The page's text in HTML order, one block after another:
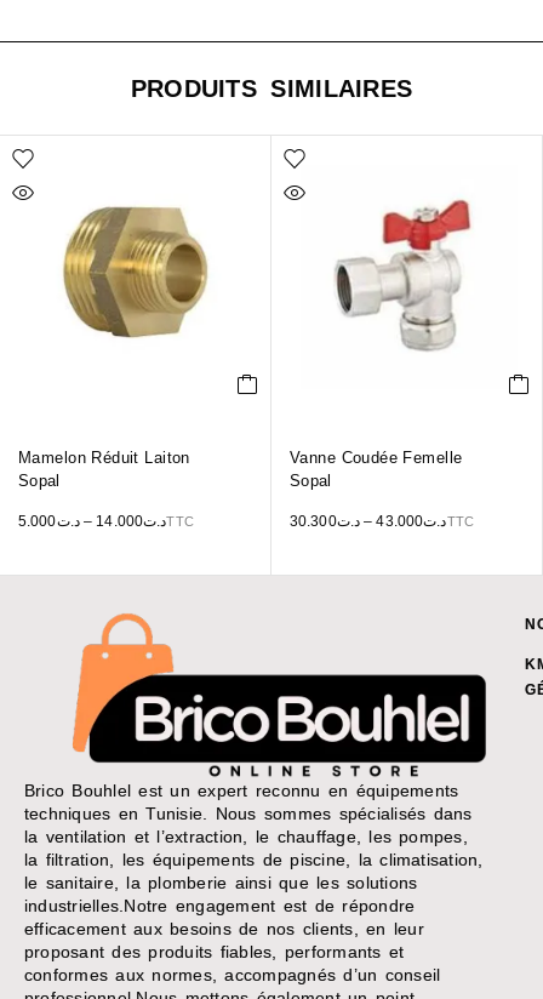
PRODUITS SIMILAIRES
Mamelon Réduit Laiton
Sopal
د.ت5.000 – د.ت14.000 TTC
Vanne Coudée Femelle
Sopal
د.ت30.300 – د.ت43.000 TTC
Brico Bouhlel est un expert reconnu en équipements
techniques en Tunisie. Nous sommes spécialisés dans
la ventilation et l’extraction, le chauffage, les pompes,
la filtration, les équipements de piscine, la climatisation,
le sanitaire, la plomberie ainsi que les solutions
industrielles.Notre engagement est de répondre
efficacement aux besoins de nos clients, en leur
proposant des produits fiables, performants et
conformes aux normes, accompagnés d’un conseil